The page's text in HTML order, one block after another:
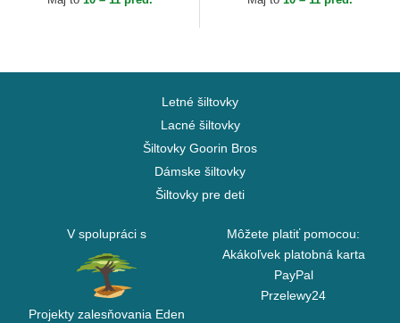
Letné šiltovky
Lacné šiltovky
Šiltovky Goorin Bros
Dámske šiltovky
Šiltovky pre deti
V spolupráci s
Projekty zalesňovania Eden
Môžete platiť pomocou:
Akákoľvek platobná karta
PayPal
Przelewy24